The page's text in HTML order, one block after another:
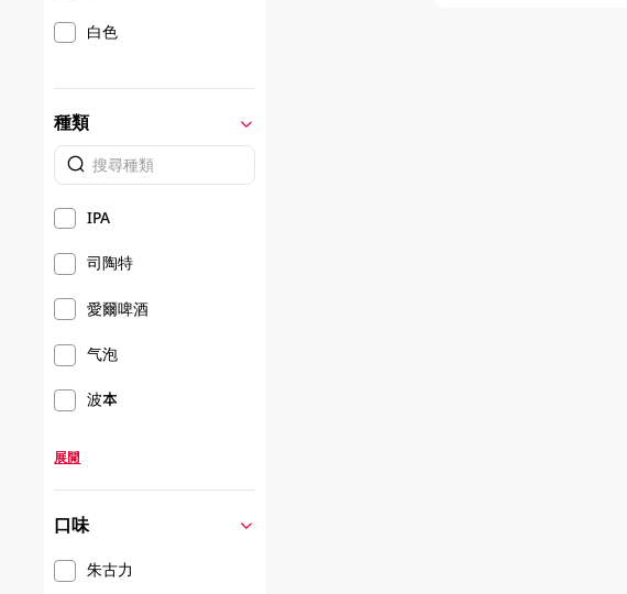
白色
種類
IPA
司陶特
愛爾啤酒
气泡
波本
展開
口味
朱古力